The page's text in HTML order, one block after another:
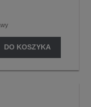
DO KOSZYKA